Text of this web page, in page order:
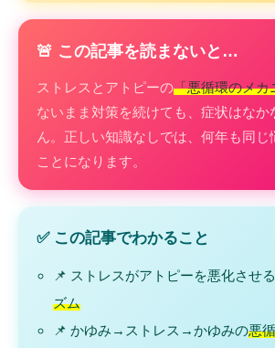
🚨 この記事を読まないと…
ストレスとアトピーの「悪循環のメカ
ないまま対策を続けても、症状はなか
ん。正しい知識なしでは、何年も同じ
ことになります。
✅ この記事でわかること
📌 ストレスがアトピーを悪化させる
ズム
📌 かゆみ→ストレス→かゆみの悪